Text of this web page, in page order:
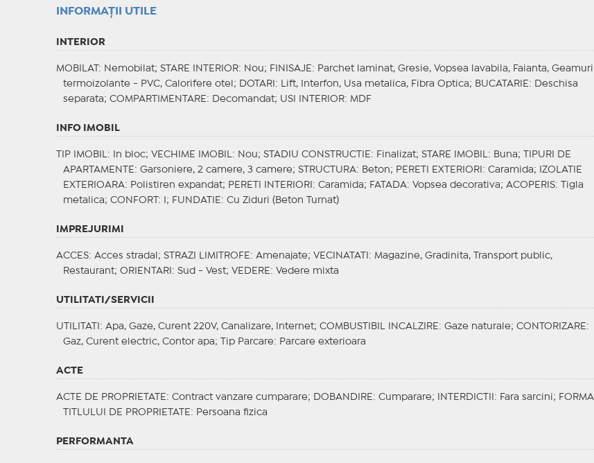
INFORMAŢII UTILE
INTERIOR
MOBILAT : Nemobilat; STARE INTERIOR: Nou; FINISAJE : Parchet laminat, Gresie, Vopsea lavabila, Faianta, Geamuri
termoizolante - PVC, Calorifere otel;
DOTARI : Lift, Interfon, Usa metalica, Fibra Optica; BUCATARIE : Deschisa
separata; COMPARTIMENTARE : Decomandat; USI INTERIOR: MDF
INFO IMOBIL
TIP IMOBIL : In bloc; VECHIME IMOBIL : Nou; STADIU CONSTRUCTIE : Finalizat; STARE IMOBIL : Buna;
TIPURI DE
APARTAMENTE : Garsoniere, 2 camere, 3 camere; STRUCTURA: Beton; PERETI EXTERIORI : Caramida;
IZOLATIE
EXTERIOARA: Polistiren expandat; PERETI INTERIORI : Caramida; FATADA: Vopsea decorativa; ACOPERIS: Tigla
metalica; CONFORT : I; FUNDATIE : Cu Ziduri (Beton Turnat)
IMPREJURIMI
ACCES: Acces stradal; STRAZI LIMITROFE : Amenajate; VECINATATI
: Magazine, Gradinita, Transport public,
Restaurant; ORIENTARI : Sud - Vest; VEDERE : Vedere mixta
UTILITATI/SERVICII
UTILITATI : Apa, Gaze, Curent 220V, Canalizare, Internet; COMBUSTIBIL INCALZIRE : Gaze naturale; CONTORIZARE :
Gaz, Curent electric, Contor apa;
Tip Parcare: Parcare exterioara
ACTE
ACTE DE PROPRIETATE : Contract vanzare cumparare; DOBANDIRE : Cumparare; INTERDICTII : Fara sarcini; FORMA
TITLULUI DE PROPRIETATE : Persoana fizica
PERFORMANTA